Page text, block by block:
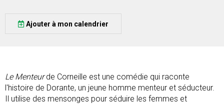
Ajouter à mon calendrier
Le Menteurde Corneille est une comédie qui raconte
l'histoire de Dorante, un jeune homme menteur et séducteur.
Il utilise des mensonges pour séduire les femmes et